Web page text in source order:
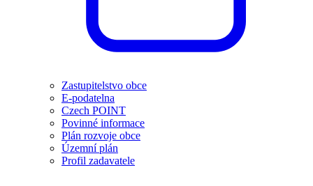
Zastupitelstvo obce
E-podatelna
Czech POINT
Povinné informace
Plán rozvoje obce
Územní plán
Profil zadavatele